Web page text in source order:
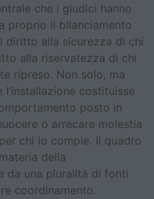
che i giudici hanno
proprio il bilanciamento
alla sicurezza di chi
alla riservatezza di chi
ripreso. Non solo, ma
costituisse
posto in
o arrecare molestia
chi lo compie. Il quadro
della
da una pluralità di fonti
coordinamento.